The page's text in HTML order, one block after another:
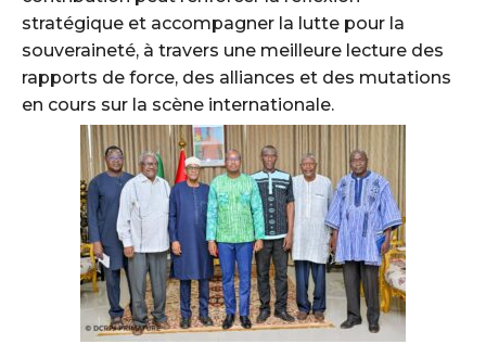
stratégique et accompagner la lutte pour la
souveraineté, à travers une meilleure lecture des
rapports de force, des alliances et des mutations
en cours sur la scène internationale.